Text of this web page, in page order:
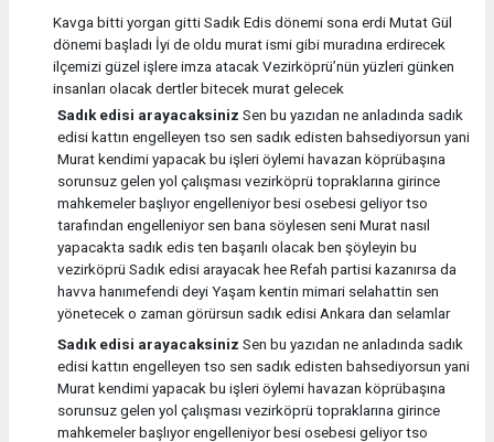
Kavga bitti yorgan gitti Sadık Edis dönemi sona erdi Mutat Gül
dönemi başladı İyi de oldu murat ismi gibi muradına erdirecek
ilçemizi güzel işlere imza atacak Vezirköprü’nün yüzleri günken
insanları olacak dertler bitecek murat gelecek
Sadık edisi arayacaksiniz Sen bu yazıdan ne anladında sadık
edisi kattın engelleyen tso sen sadık edisten bahsediyorsun yani
Murat kendimi yapacak bu işleri öylemi havazan köprübaşına
sorunsuz gelen yol çalışması vezirköprü topraklarına girince
mahkemeler başlıyor engelleniyor besi osebesi geliyor tso
tarafından engelleniyor sen bana söylesen seni Murat nasıl
yapacakta sadık edis ten başarılı olacak ben şöyleyin bu
vezirköprü Sadık edisi arayacak hee Refah partisi kazanırsa da
havva hanımefendi deyi Yaşam kentin mimari selahattin sen
yönetecek o zaman görürsun sadık edisi Ankara dan selamlar
Sadık edisi arayacaksiniz Sen bu yazıdan ne anladında sadık
edisi kattın engelleyen tso sen sadık edisten bahsediyorsun yani
Murat kendimi yapacak bu işleri öylemi havazan köprübaşına
sorunsuz gelen yol çalışması vezirköprü topraklarına girince
mahkemeler başlıyor engelleniyor besi osebesi geliyor tso